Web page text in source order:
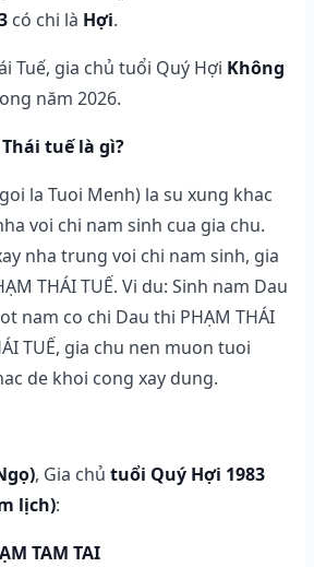
có chi là Hợi.
Tuế, gia chủ tuổi Quý Hợi Không
năm 2026.
tuế là gì?
la Tuoi Menh) la su xung khac
voi chi nam sinh cua gia chu.
nha trung voi chi nam sinh, gia
THÁI TUẾ. Vi du: Sinh nam Dau
nam co chi Dau thi PHẠM THÁI
TUẾ, gia chu nen muon tuoi
de khoi cong xay dung.
, Gia chủ tuổi Quý Hợi 1983
lịch):
TAM TAI